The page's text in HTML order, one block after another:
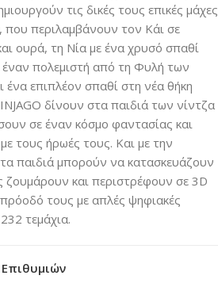
τις δικές τους επικές μάχες
που περιλαμβάνουν τον Κάι σε
ουρά, τη Νία με ένα χρυσό σπαθί
πολεμιστή από τη Φυλή των
επιπλέον σπαθί στη νέα θήκη
δίνουν στα παιδιά των νίντζα
σε έναν κόσμο φαντασίας και
τους ήρωές τους. Και με την
παιδιά μπορούν να κατασκευάζουν
και περιστρέφουν σε 3D
τους με απλές ψηφιακές
τεμάχια.